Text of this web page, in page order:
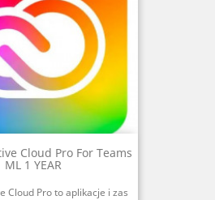
Cloud Pro For Teams
ML 1 YEAR
Cloud Pro to aplikacje i zas